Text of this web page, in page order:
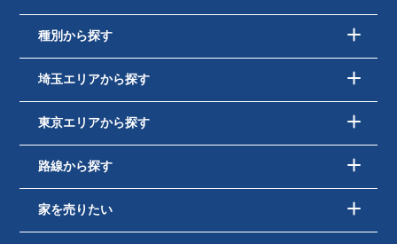
種別から探す
埼玉エリアから探す
東京エリアから探す
路線から探す
家を売りたい